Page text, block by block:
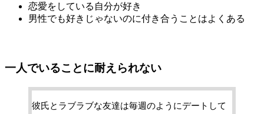
恋愛をしている自分が好き
男性でも好きじゃないのに付き合うことはよくある
一人でいることに耐えられない
彼氏とラブラブな友達は毎週のようにデートして